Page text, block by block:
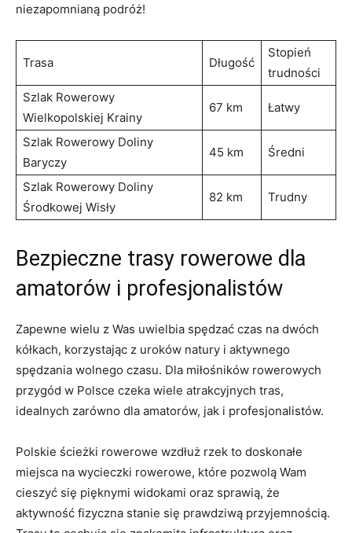
niezapomnianą podróż!
Trasa Długość
Stopień
trudności
Szlak Rowerowy
Wielkopolskiej Krainy
67 km Łatwy
Szlak Rowerowy Doliny
Baryczy
45 km Średni
Szlak Rowerowy Doliny
Środkowej Wisły
82 km Trudny
Bezpieczne trasy rowerowe dla ​
amatorów i profesjonalistów
Zapewne wielu z Was uwielbia spędzać czas na dwóch
kółkach, ‌korzystając z ⁢uroków natury i ‍aktywnego
spędzania wolnego czasu. ‍Dla miłośników‍ rowerowych
przygód w Polsce czeka wiele atrakcyjnych tras,
idealnych zarówno dla amatorów, jak i profesjonalistów.
Polskie ścieżki rowerowe wzdłuż rzek to doskonałe
miejsca na wycieczki rowerowe, które pozwolą Wam
cieszyć się pięknymi widokami oraz sprawią, że
aktywność fizyczna stanie się prawdziwą⁢ przyjemnością.